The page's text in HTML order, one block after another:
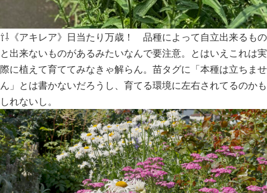
⇧⇩《アキレア》日当たり万歳！ 品種によって自立出来るもの
と出来ないものがあるみたいなんで要注意。とはいえこれは実
際に植えて育ててみなきゃ解らん。苗タグに「本種は立ちませ
ん」とは書かないだろうし、育てる環境に左右されてるのかも
しれないし。